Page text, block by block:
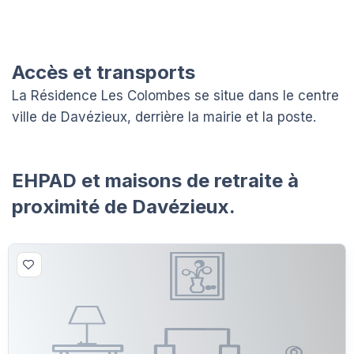
Accès et transports
La Résidence Les Colombes se situe dans le centre
ville de Davézieux, derrière la mairie et la poste.
EHPAD et maisons de retraite à
proximité de Davézieux.